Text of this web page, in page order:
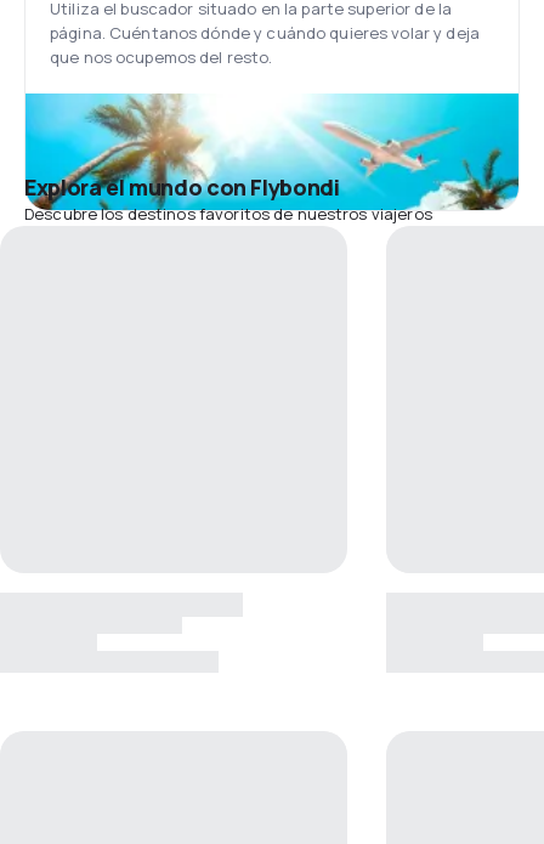
Utiliza el buscador situado en la parte superior de la
página. Cuéntanos dónde y cuándo quieres volar y deja
que nos ocupemos del resto.
Explora el mundo con Flybondi
Descubre los destinos favoritos de nuestros viajeros